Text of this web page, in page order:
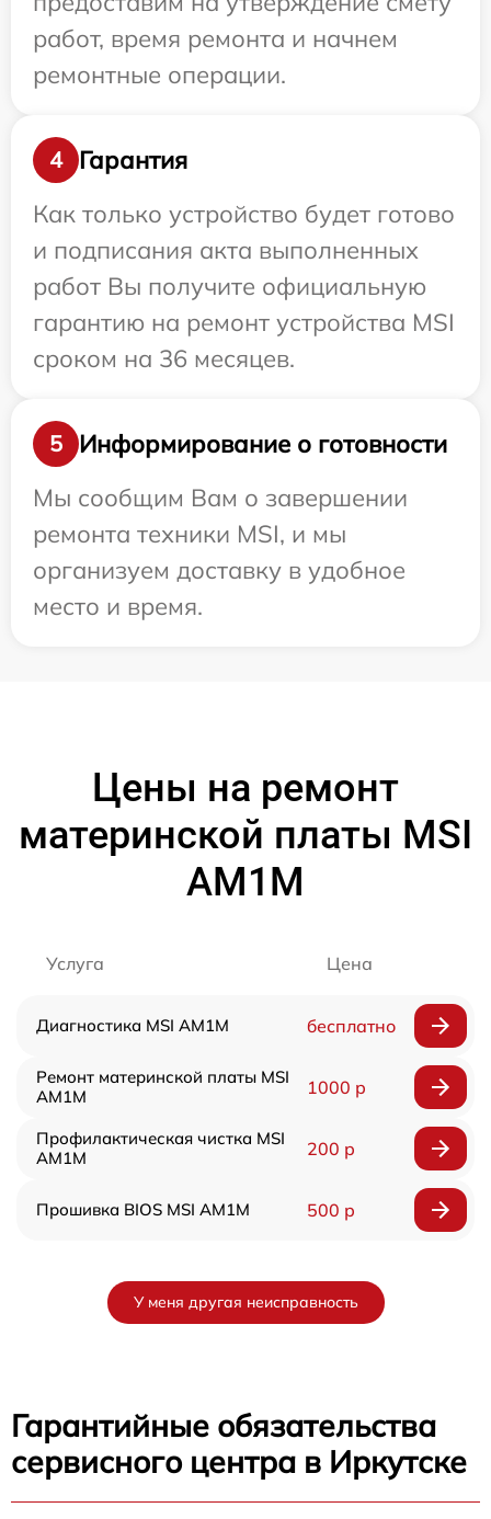
работ, время ремонта и начнем
ремонтные операции.
4
Гарантия
Как только устройство будет готово
и подписания акта выполненных
работ Вы получите официальную
гарантию на ремонт устройства MSI
сроком на 36 месяцев.
5
Информирование о готовности
Мы сообщим Вам о завершении
ремонта техники MSI, и мы
организуем доставку в удобное
место и время.
Цены на ремонт
материнской платы MSI
AM1M
Услуга Цена
Диагностика MSI AM1M бесплатно
Ремонт материнской платы MSI
AM1M
1000 р
Профилактическая чистка MSI
AM1M
200 р
Прошивка BIOS MSI AM1M 500 р
У меня другая неисправность
Гарантийные обязательства
сервисного центра в Иркутске